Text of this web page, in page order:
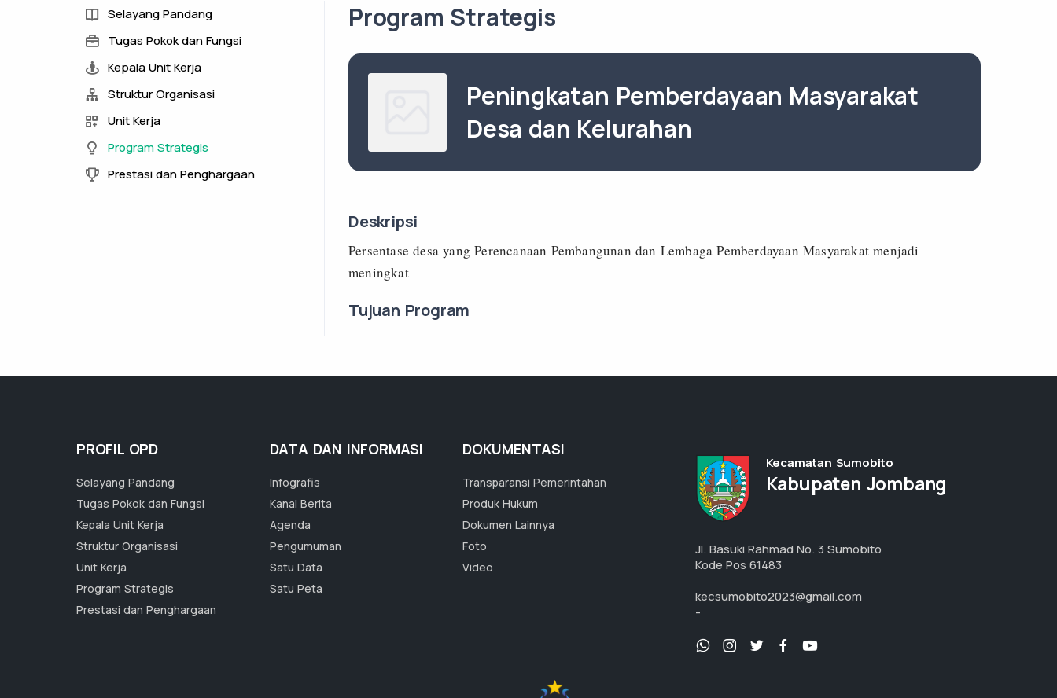
Selayang Pandang
Tugas Pokok dan Fungsi
Kepala Unit Kerja
Struktur Organisasi
Unit Kerja
Program Strategis
Prestasi dan Penghargaan
Program Strategis
Peningkatan Pemberdayaan Masyarakat
Desa dan Kelurahan
Deskripsi
Persentase desa yang Perencanaan Pembangunan dan Lembaga Pemberdayaan Masyarakat menjadi
meningkat
Tujuan Program
PROFIL OPD
Selayang Pandang
Tugas Pokok dan Fungsi
Kepala Unit Kerja
Struktur Organisasi
Unit Kerja
Program Strategis
Prestasi dan Penghargaan
DATA DAN INFORMASI
Infografis
Kanal Berita
Agenda
Pengumuman
Satu Data
Satu Peta
DOKUMENTASI
Transparansi Pemerintahan
Produk Hukum
Dokumen Lainnya
Foto
Video
Kecamatan Sumobito
Kabupaten Jombang
Jl. Basuki Rahmad No. 3 Sumobito
Kode Pos 61483
kecsumobito2023@gmail.com
-